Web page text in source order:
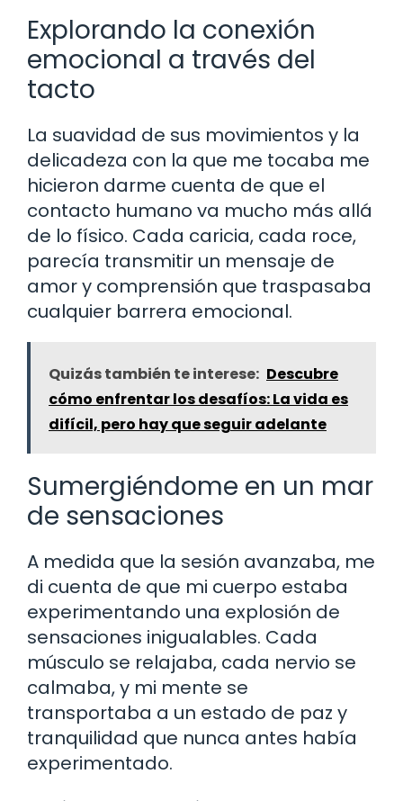
Explorando la conexión
emocional a través del
tacto
La suavidad de sus movimientos y la
delicadeza con la que me tocaba me
hicieron darme cuenta de que el
contacto humano va mucho más allá
de lo físico. Cada caricia, cada roce,
parecía transmitir un mensaje de
amor y comprensión que traspasaba
cualquier barrera emocional.
Quizás también te interese: Descubre
cómo enfrentar los desafíos: La vida es
difícil, pero hay que seguir adelante
Sumergiéndome en un mar
de sensaciones
A medida que la sesión avanzaba, me
di cuenta de que mi cuerpo estaba
experimentando una explosión de
sensaciones inigualables. Cada
músculo se relajaba, cada nervio se
calmaba, y mi mente se
transportaba a un estado de paz y
tranquilidad que nunca antes había
experimentado.